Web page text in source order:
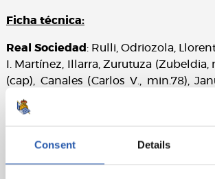
Consent Details
Ficha técnica:
Real Sociedad: Rulli, Odriozola,
I. Martínez, Illarra, Zurutuza (Zubeldia,
(cap), Canales (Carlos V., min.78),
min.60) y Willian J.
Kjar, Escudero (cap), Pizarro,